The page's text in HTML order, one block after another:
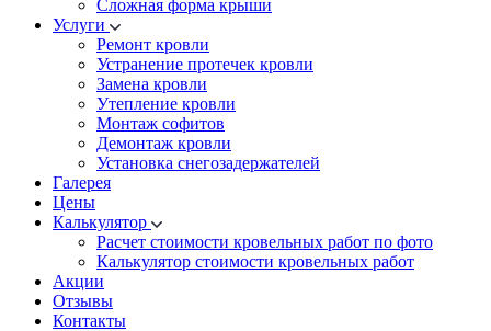
Cложная форма крыши
Услуги
Ремонт кровли
Устранение протечек кровли
Замена кровли
Утепление кровли
Монтаж софитов
Демонтаж кровли
Установка снегозадержателей
Галерея
Цены
Калькулятор
Расчет стоимости кровельных работ по фото
Калькулятор стоимости кровельных работ
Акции
Отзывы
Контакты